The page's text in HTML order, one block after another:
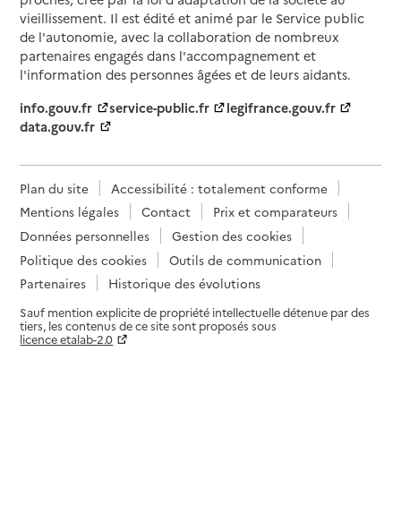
vieillissement. Il est édité et animé par le Service public
de l'autonomie, avec la collaboration de nombreux
partenaires engagés dans l'accompagnement et
l'information des personnes âgées et de leurs aidants.
info.gouv.fr
service-public.fr
legifrance.gouv.fr
data.gouv.fr
Plan du site
Accessibilité : totalement conforme
Mentions légales
Contact
Prix et comparateurs
Données personnelles
Gestion des cookies
Politique des cookies
Outils de communication
Partenaires
Historique des évolutions
Sauf mention explicite de propriété intellectuelle détenue par des
tiers, les contenus de ce site sont proposés sous
licence etalab-2.0